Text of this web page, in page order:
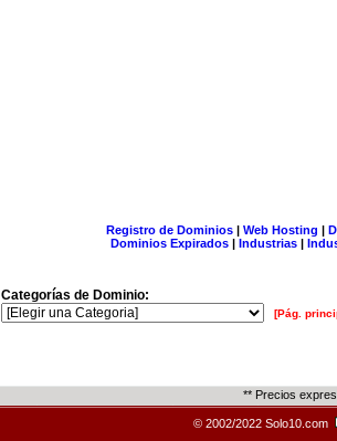
Registro de Dominios| Web Hosting |
Dominios Expirados | Industrias |
Categorías de Dominio:
[Pág.
** Precios
© 2002/2022 Solo10.com